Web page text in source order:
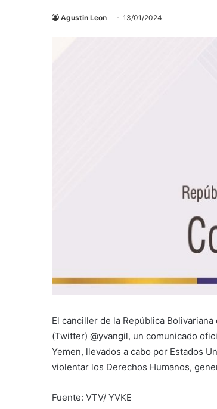
Agustin Leon 13/01/2024
El canciller de la República Bolivariana
(Twitter) @yvangil, un comunicado
Yemen, llevados a cabo por Estados
violentar los Derechos Humanos,
Fuente: VTV/ YVKE